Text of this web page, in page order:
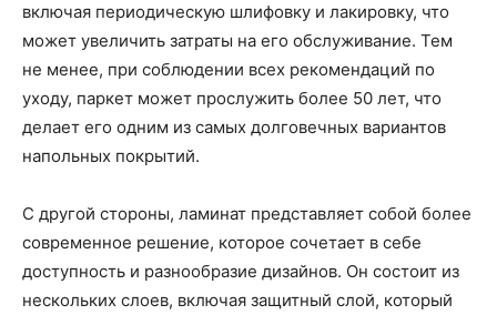
включая периодическую шлифовку и лакировку, что
может увеличить затраты на его обслуживание. Тем
не менее, при соблюдении всех рекомендаций по
уходу, паркет может прослужить более 50 лет, что
делает его одним из самых долговечных вариантов
напольных покрытий.
С другой стороны, ламинат представляет собой более
современное решение, которое сочетает в себе
доступность и разнообразие дизайнов. Он состоит из
нескольких слоев, включая защитный слой, который